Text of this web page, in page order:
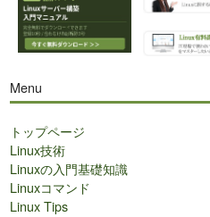
Menu
トップページ
Linux技術
Linuxの入門基礎知識
Linuxコマンド
Linux Tips